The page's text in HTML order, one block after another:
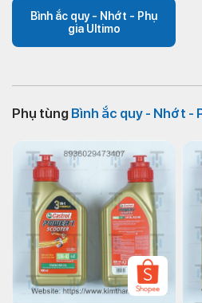
Không có sản phẩm nào
Bình ắc quy - Nhớt - Phụ
gia Ultimo
Phụ tùng Bình ắc quy - Nhớt -